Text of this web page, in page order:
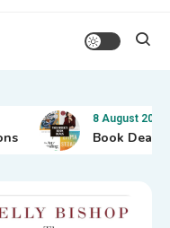
8 August 2026
Book Deals for